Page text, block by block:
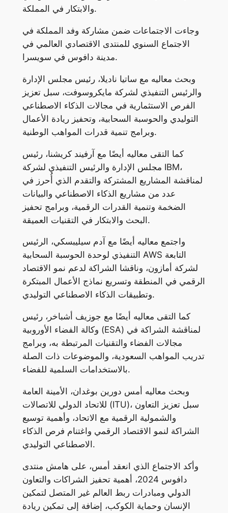
والابتكار في المملكة.
وجاءت الاجتماعات ضمن مشاركة وفد المملكة في
الاجتماع السنوي للمنتدى الاقتصادي العالمي في
مدينة دافوس في سويسرا.
وبحث معاليه مع ساتيا ناديلا، رئيس مجلس الإدارة
والرئيس التنفيذي لشركة مايكروسوفت، سبل تعزيز
الفرص الاستثمارية في مجالات الذكاء الاصطناعي
التوليدي والحوسبة السحابية، وتحفيز ريادة الأعمال
وبرامج تنمية قدرات المواهب الوطنية.
كما التقى معاليه أيضًا مع آرفيند كريشنا، رئيس
مجلس الإدارة والرئيس التنفيذي لشركة IBM،
لمناقشة المشاريع المشتركة والتقدم الذي أُحرز في
عدد من مشاريع الذكاء الاصطناعي والبيانات
الضخمة وتنمية القدرات الرقمية، وبرامج تحفيز
البحث والابتكار في التقنيات العميقة.
واجتمع معاليه أيضًا مع آدم سيليبسكي، الرئيس
التنفيذي لوحدة الحوسبة السحابية AWS التابعة
لشركة أمازون، وناقشا الشراكة لدعم نمو الاقتصاد
الرقمي في المنطقة وتسريع نماذج الأعمال المبتكرة
وتطبيقات الذكاء الاصطناعي التوليدي.
كما التقى معاليه أيضًا مع جوزيف أشباخر، رئيس
وكالة الفضاء الأوروبية (ESA) لمناقشة الشراكة في
مجالات الفضاء والتقنيات المرتبطة به، وبرامج
تدريب المواهب السعودية، والموضوعات ذات الصلة
بالاستخدامات السلمية للفضاء.
وبحث معاليه أمس دورين بوغدان، الأمينة العامة
للاتحاد الدولي للاتصالات (ITU)، سبل تعزيز التعاون
والشمولية الرقمية مع الاتحاد، وأهمية توسيع
الشراكة لنمو الاقتصاد الرقمي واغتنام فرص الذكاء
الاصطناعي التوليدي.
وأكد الاجتماع الذي انعقد أمس، على هامش منتدى
دافوس 2024، أهمية تحفيز الشراكات والتعاون
الدولي ومبادرات ربط العالم غير المتصل لتمكين
الإنسان وحماية الكوكب، إضافة إلى تمكين ريادة